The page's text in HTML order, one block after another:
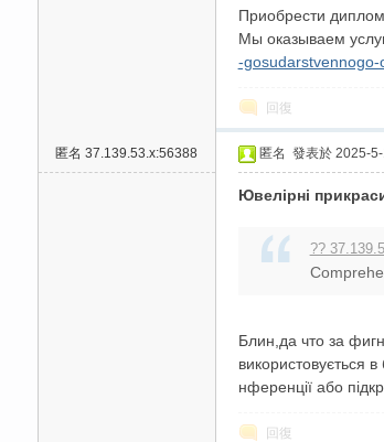
Приобрести
Мы оказываем
-gosudarstvennogo-
回復
匿名 37.139.53.x:56388 匿名 發表於 2025-
Ювелірні
??
Блин,да что за
використовується
нференції або
回復